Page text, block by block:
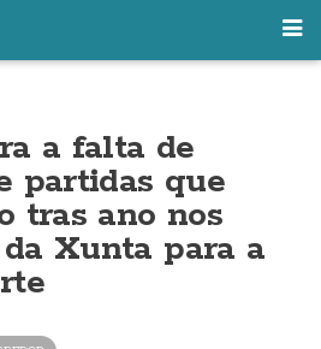
a falta de
partidas que
tras ano nos
Xunta para a